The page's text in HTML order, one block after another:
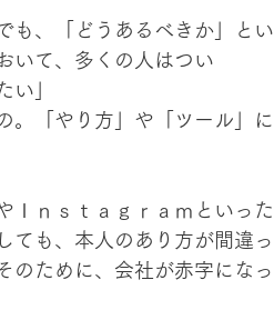
、「どうあるべきか」と
いて、多くの人はつい
い」
「やり方」や「ツール」
ｎｓｔａｇｒａｍといっ
ても、本人のあり方が間違
のために、会社が赤字にな